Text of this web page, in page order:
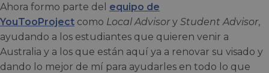
Ahora formo parte del equipo de
YouTooProject como Local Advisory Student Advisor,
ayudando a los estudiantes que quieren venir a
Australia y a los que están aquí ya a renovar su visado y
dando lo mejor de mí para ayudarles en todo lo que